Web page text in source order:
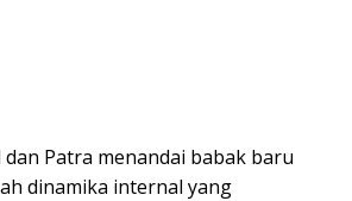
Patra menandai babak baru
dinamika internal yang